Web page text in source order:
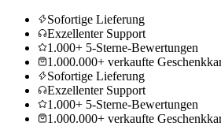
Sofortige Lieferung
Exzellenter Support
1.000+ 5-Sterne-Bewertungen
1.000.000+ verkaufte
Sofortige Lieferung
Exzellenter Support
1.000+ 5-Sterne-Bewertungen
1.000.000+ verkaufte